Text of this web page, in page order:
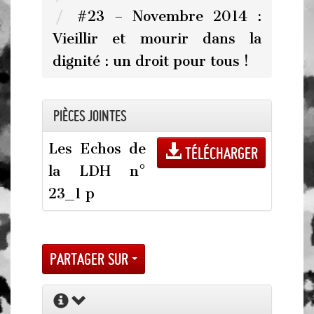
#23 – Novembre 2014 :
Vieillir et mourir dans la
dignité : un droit pour tous !
Pièces jointes
Les Echos de
la LDH n°
23_1 p
Télécharger
Partager sur